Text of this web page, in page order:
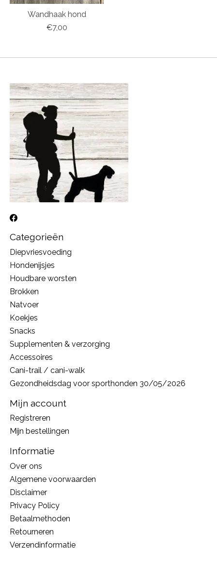
Wandhaak hond
€7,00
Categorieën
Diepvriesvoeding
Hondenijsjes
Houdbare worsten
Brokken
Natvoer
Koekjes
Snacks
Supplementen & verzorging
Accessoires
Cani-trail / cani-walk
Gezondheidsdag voor sporthonden 30/05/2026
Mijn account
Registreren
Mijn bestellingen
Informatie
Over ons
Algemene voorwaarden
Disclaimer
Privacy Policy
Betaalmethoden
Retourneren
Verzendinformatie